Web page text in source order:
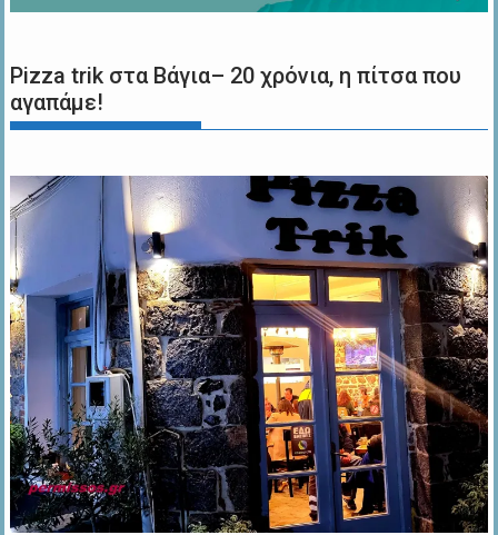
Pizza trik στα Βάγια– 20 χρόνια, η πίτσα που
αγαπάμε!